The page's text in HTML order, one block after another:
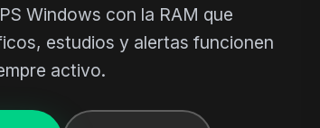
Windows con la RAM que
estudios y alertas funcionen
activo.